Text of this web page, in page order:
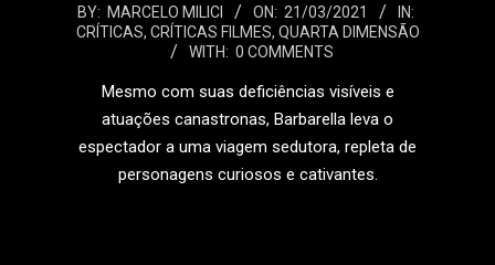
2021-
03-
BY: MARCELO MILICI ON: 21/03/2021
IN:
CRÍTICAS, CRÍTICAS FILMES, QUARTA DIMENSÃO
WITH: 0 COMMENTS
Mesmo com suas deficiências visíveis e
atuações canastronas, Barbarella leva o
espectador a uma viagem sedutora, repleta de
personagens curiosos e cativantes.